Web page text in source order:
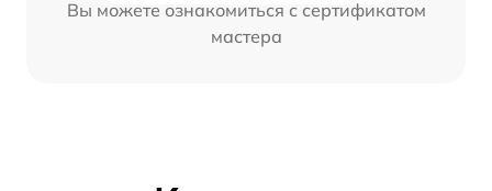
Вы можете ознакомиться с сертификатом
мастера